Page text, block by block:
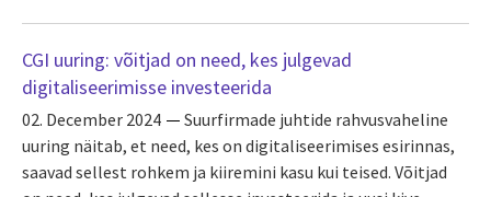
CGI uuring: võitjad on need, kes julgevad
digitaliseerimisse investeerida
02. December 2024
Suurfirmade juhtide rahvusvaheline
uuring näitab, et need, kes on digitaliseerimises esirinnas,
saavad sellest rohkem ja kiiremini kasu kui teised. Võitjad